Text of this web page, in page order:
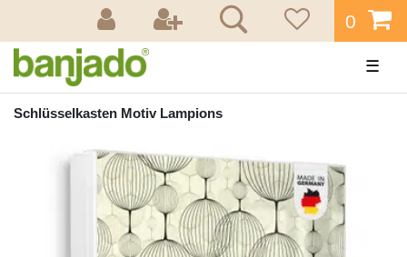
0
☰
Schlüsselkasten Motiv Lampions